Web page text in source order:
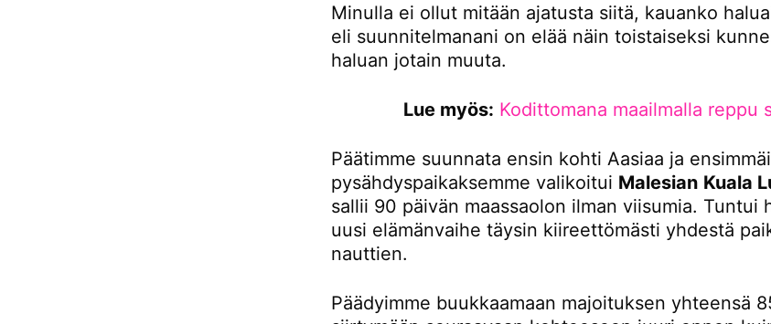
Minulla ei ollut mitään ajatusta siitä, kauanko
eli suunnitelmanani on elää näin toistaiseksi
haluan jotain muuta.
Lue myös: Kodittomana maailmalla reppu
Päätimme suunnata ensin kohti Aasiaa ja
pysähdyspaikaksemme valikoitui Malesian Kuala
sallii 90 päivän maassaolon ilman viisumia. Tuntui
uusi elämänvaihe täysin kiireettömästi yhdestä
nauttien.
Päädyimme buukkaamaan majoituksen yhteensä